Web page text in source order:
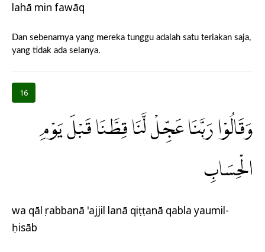
lahā min fawāq
Dan sebenarnya yang mereka tunggu adalah satu teriakan saja,
yang tidak ada selanya.
16
وَقَالُوْا رَبَّنَا عَجِّلْ لَّنَا قِطَّنَا قَبْلَ يَوْمِ
الْحِسَابِ
wa qālụ rabbanā 'ajjil lanā qiṭṭanā qabla yaumil-
ḥisāb